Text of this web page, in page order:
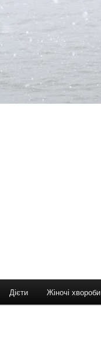
Дієти Жіночі хвороби